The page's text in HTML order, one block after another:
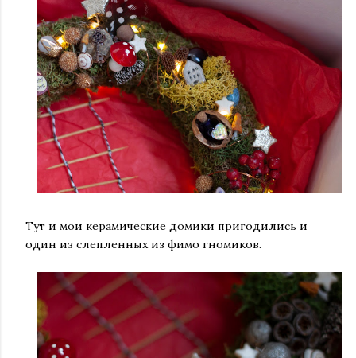
Тут и мои керамические домики пригодились и
один из слепленных из фимо гномиков.